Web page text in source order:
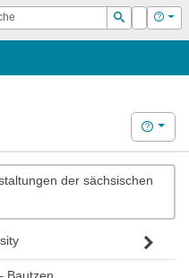
Suchen
Login Hilfe
Hilfe
der sächsischen